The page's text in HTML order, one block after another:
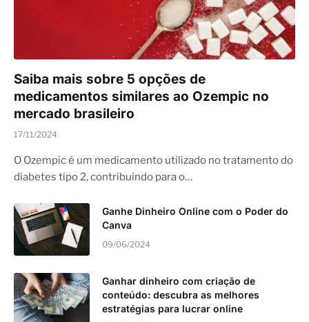
Saiba mais sobre 5 opções de
medicamentos similares ao Ozempic no
mercado brasileiro
17/11/2024
O Ozempic é um medicamento utilizado no tratamento do
diabetes tipo 2, contribuindo para o…
Ganhe Dinheiro Online com o Poder do
Canva
09/06/2024
Ganhar dinheiro com criação de
conteúdo: descubra as melhores
estratégias para lucrar online